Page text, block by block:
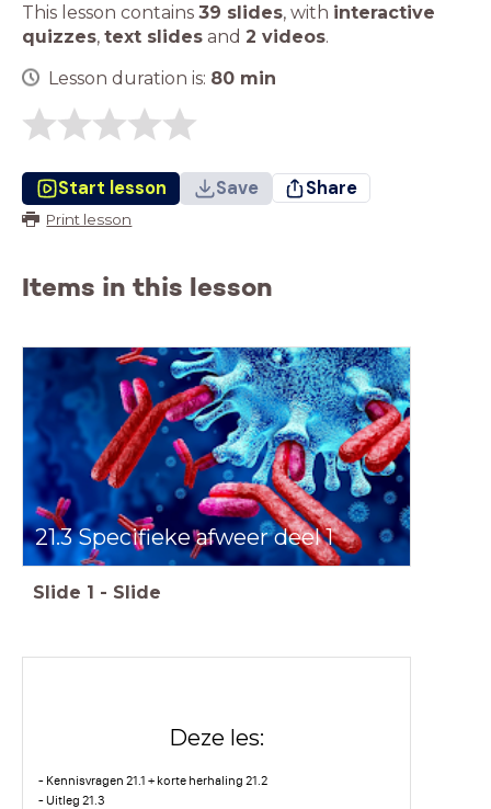
This lesson contains 39 slides, with interactive
quizzes, text slides and 2 videos.
Lesson duration is: 80 min
Start lesson Save Share
Print lesson
Items in this lesson
21.3 Specifieke afweer deel 1
Slide 1 - Slide
Deze les:
- Kennisvragen 21.1 + korte herhaling 21.2
- Uitleg 21.3